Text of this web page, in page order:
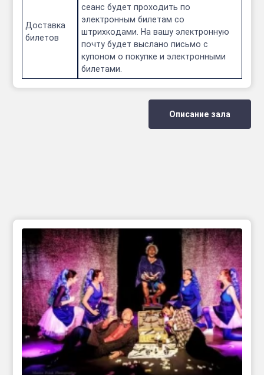
Доставка
билетов
сеанс будет проходить по
электронным билетам со
штрихкодами. На вашу электронную
почту будет выслано письмо с
купоном о покупке и электронными
билетами.
Описание зала